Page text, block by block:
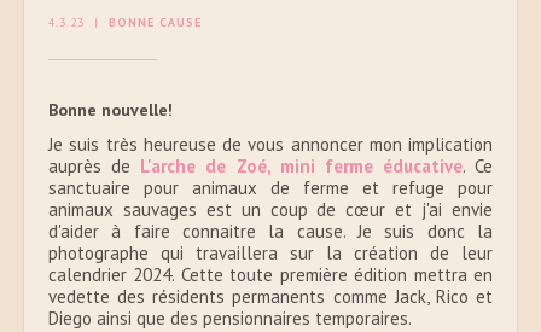
4.3.23 | BONNE CAUSE
Bonne nouvelle!
Je suis très heureuse de vous annoncer mon implication
auprès de L'arche de Zoé, mini ferme éducative. Ce
sanctuaire pour animaux de ferme et refuge pour
animaux sauvages est un coup de cœur et j'ai envie
d'aider à faire connaitre la cause. Je suis donc la
photographe qui travaillera sur la création de leur
calendrier 2024. Cette toute première édition mettra en
vedette des résidents permanents comme Jack, Rico et
Diego ainsi que des pensionnaires temporaires.